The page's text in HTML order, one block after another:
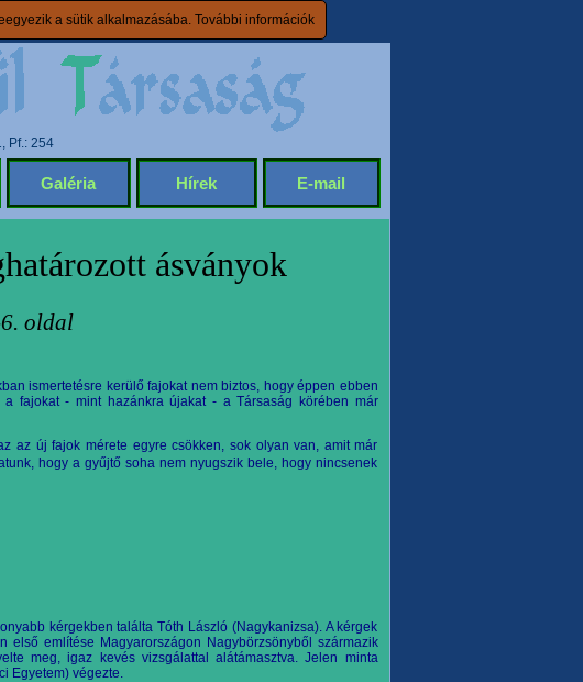
a sütik alkalmazásába. További információk
Pf.: 254
Galéria Hírek E-mail
ásványok
oldal
ismertetésre kerülő fajokat nem biztos, hogy éppen ebben
a fajokat - mint hazánkraújakat - a Társaság körében már
az új fajok mérete egyre csökken, sok olyan van, amit már
hogy a gyűjtő soha nem nyugszik bele, hogy nincsenek
kérgekben találta Tóth László (Nagykanizsa). A kérgek
említése Magyarországon Nagybörzsönyből származik
meg, igaz kevés vizsgálattal alátámasztva. Jelen minta
Egyetem) végezte.